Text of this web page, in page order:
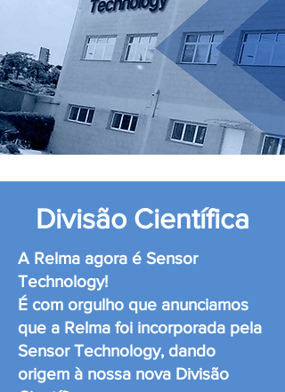
Divisão Científica
A Relma agora é Sensor
Technology!
É com orgulho que anunciamos
que a Relma foi incorporada pela
Sensor Technology, dando
origem à nossa nova Divisão